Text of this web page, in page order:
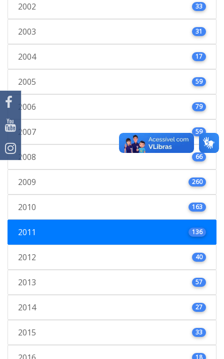
2002 33
2003 31
2004 17
2005 59
2006 79
2007 59
2008 66
2009 260
2010 163
2011 136
2012 40
2013 57
2014 27
2015 33
18